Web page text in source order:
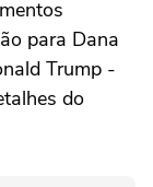
para Dana
Trump -
do